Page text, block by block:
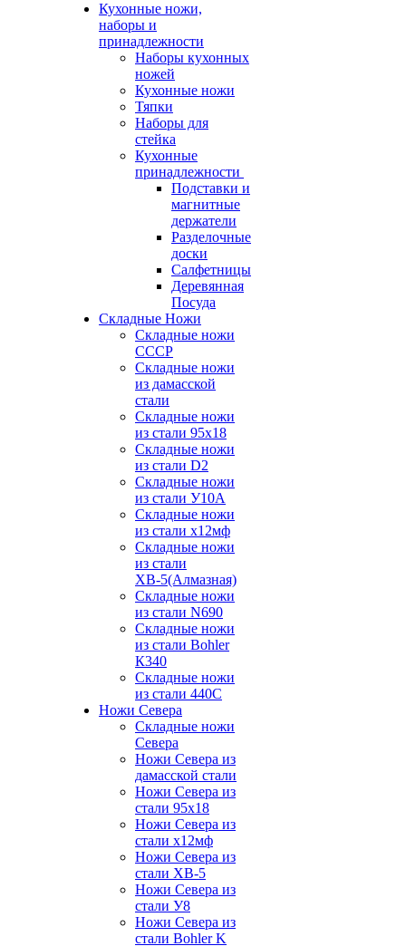
Кухонные ножи,
наборы и
принадлежности
Наборы кухонных
ножей
Кухонные ножи
Тяпки
Наборы для
стейка
Кухонные
принадлежности
Подставки и
магнитные
держатели
Разделочные
доски
Салфетницы
Деревянная
Посуда
Складные Ножи
Cкладные ножи
СССР
Складные ножи
из дамасской
стали
Складные ножи
из стали 95х18
Складные ножи
из стали D2
Складные ножи
из стали У10А
Складные ножи
из стали х12мф
Складные ножи
из стали
ХВ-5(Алмазная)
Складные ножи
из стали N690
Складные ножи
из стали Bohler
К340
Складные ножи
из стали 440С
Ножи Севера
Складные ножи
Севера
Ножи Севера из
дамасской стали
Ножи Севера из
стали 95х18
Ножи Севера из
стали х12мф
Ножи Севера из
стали ХВ-5
Ножи Севера из
стали У8
Ножи Севера из
стали Bohler K